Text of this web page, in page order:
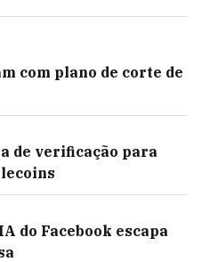
com plano de corte de
de verificação para
do Facebook escapa